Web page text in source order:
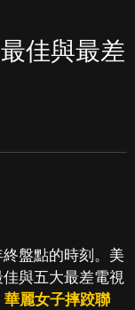
佳與最差
盤點的時刻。美
與五大最差電視
華麗女子摔跤聯